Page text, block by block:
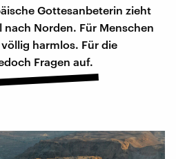
Gottesanbeterin zieht
Norden. Für Menschen
harmlos. Für die
Fragen auf.